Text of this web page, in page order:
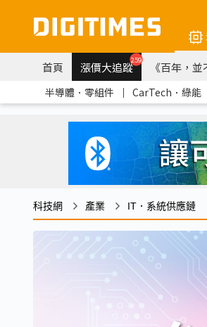
首頁 漲價大追蹤259 《百年，
半導體．零組件 ｜ CarTech．綠能
科技網 產業 IT．系統供應鏈